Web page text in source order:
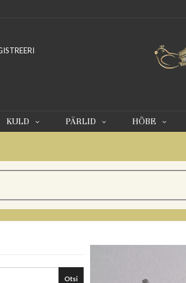
KULD PÄRLID HÕBE
Otsi